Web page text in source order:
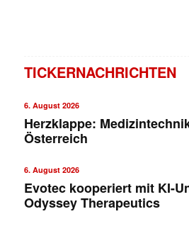
TICKERNACHRICHTEN
6. August 2026
Herzklappe:
Österreich
6. August 2026
Evotec kooperiert mit KI-
Odyssey Therapeutics